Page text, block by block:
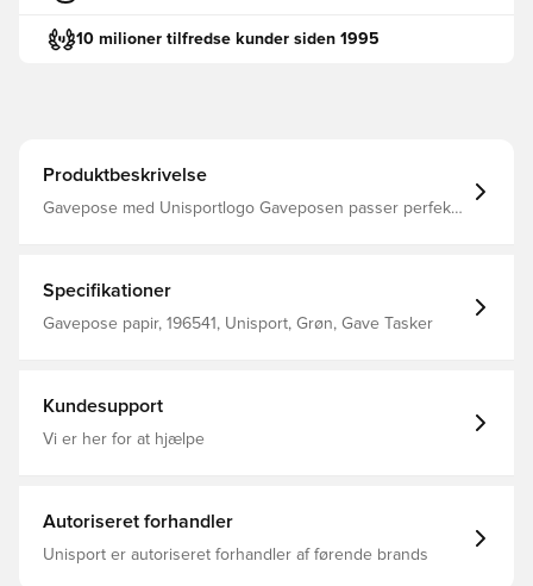
10 milioner tilfredse kunder siden 1995
Produktbeskrivelse
Gavepose med Unisportlogo Gaveposen passer perfekt
Unisport ind. Måler 21 cm x 30 cm x 7 cm
Specifikationer
Gavepose papir, 196541, Unisport, Grøn, Gave Tasker
Kundesupport
Vi er her for at hjælpe
Autoriseret forhandler
Unisport er autoriseret forhandler af førende brands